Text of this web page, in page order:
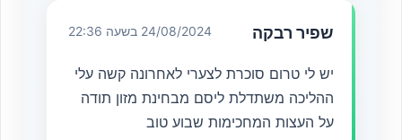
שפיר רבקה 24/08/2024 בשעה 22:36
יש לי טרום סוכרת לצערי לאחרונה קשה עלי
ההליכה משתדלת ליסם מבחינת מזון תודה
על העצות המחכימות שבוע טוב